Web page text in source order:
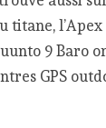
titane, l’Apex
9 Baro
GPS